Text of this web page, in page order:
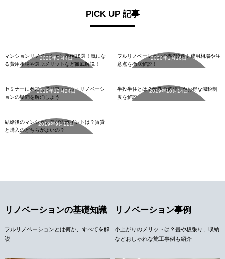
PICK UP 記事
2020年3月4日
マンションリノベーション事例18選！気にな
る費用相場や選ぶメリットなど徹底解説！
2020年1月16日
フルリノベーションの事例8選！費用相場や注
意点を徹底解説！
2019年12月24日
セミナーに参加してリフォーム・リノベーシ
ョンの疑問を解消しよう
2019年10月14日
半投半住とは？物件の選び方やお得な減税制
度を解説
2019年9月11日
結婚後のマンション選びのポイントは？賃貸
と購入のどちらがよいの？
リノベーションの基礎知識
フルリノベーションとは何か、すべてを解
説
リノベーション事例
小上がりのメリットは？畳や板張り、収納
などおしゃれな施工事例も紹介